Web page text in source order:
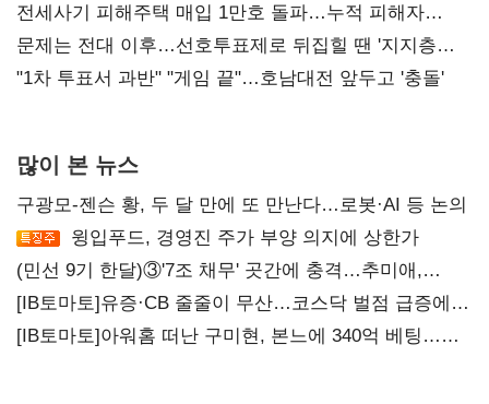
재건"
전세사기 피해주택 매입 1만호 돌파…누적 피해자
4만278명
문제는 전대 이후…선호투표제로 뒤집힐 땐 '지지층
불복'
"1차 투표서 과반" "게임 끝"…호남대전 앞두고 '충돌'
많이 본 뉴스
구광모-젠슨 황, 두 달 만에 또 만난다…로봇·AI 등 논의
윙입푸드, 경영진 주가 부양 의지에 상한가
(민선 9기 한달)③'7조 채무' 곳간에 충격…추미애,
20년만에 '비상재정' 선언 승부수
[IB토마토]유증·CB 줄줄이 무산…코스닥 벌점 급증에
상폐 압박
[IB토마토]아워홈 떠난 구미현, 본느에 340억 베팅…